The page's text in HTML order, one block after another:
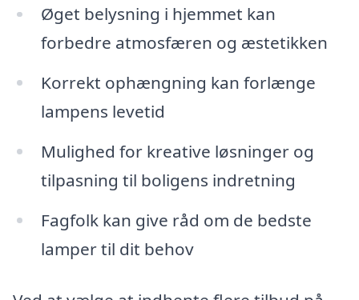
Øget belysning i hjemmet kan
forbedre atmosfæren og æstetikken
Korrekt ophængning kan forlænge
lampens levetid
Mulighed for kreative løsninger og
tilpasning til boligens indretning
Fagfolk kan give råd om de bedste
lamper til dit behov